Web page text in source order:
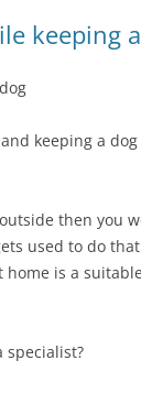
keeping
keeping a
then you
used to do
is a
specialist?